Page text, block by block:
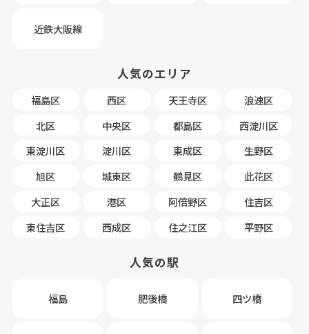
近鉄大阪線
人気のエリア
福島区 西区 天王寺区
浪速区
北区
中央区 都島区
西淀川区
東淀川区
淀川区 東成区
生野区
旭区
城東区 鶴見区
此花区
大正区
港区 阿倍野区
住吉区
東住吉区
西成区 住之江区 平野区
人気の駅
福島 肥後橋 四ツ橋